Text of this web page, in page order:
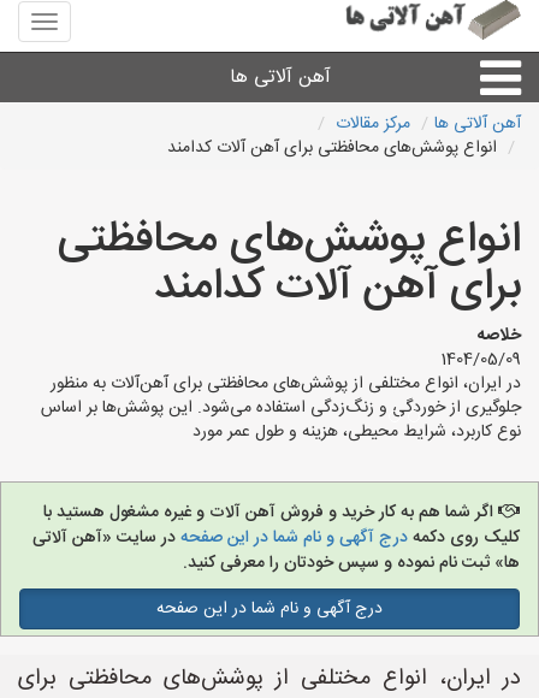
منوی
سایت
آلاتی
آهن آلاتی ها
میلگرد نبشی،مفتول
ورق
لوله و اتصالات
سایر آهن آلات
آهن آلاتی های شهرها
آهن آلاتی ها
مرکز مقالات
انواع پوشش‌های محافظتی برای آهن آلات کدامند
انواع پوشش‌های محافظتی
برای آهن آلات کدامند
خلاصه
1404/05/09
در ایران، انواع مختلفی از پوشش‌های محافظتی برای آهن‌آلات به منظور
جلوگیری از خوردگی و زنگ‌زدگی استفاده می‌شود. این پوشش‌ها بر اساس
نوع کاربرد، شرایط محیطی، هزینه و طول عمر مورد
اگر شما هم به کار خرید و فروش آهن آلات و غیره مشغول هستید با
کلیک روی دکمهدرج آگهی و نام شما در این صفحهدر سایت «آهن آلاتی
ها» ثبت نام نموده و سپس خودتان را معرفی کنید.
درج آگهی و نام شما در این صفحه
در ایران، انواع مختلفی از پوشش‌های محافظتی برای